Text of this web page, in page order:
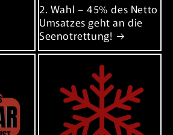
2. Wahl – 45% des Netto
Umsatzes geht an die
Seenotrettung!